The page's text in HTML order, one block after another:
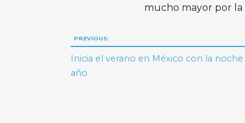
mucho mayor por la
Navegación
de
PREVIOUS:
Inicia el verano en México con la
año